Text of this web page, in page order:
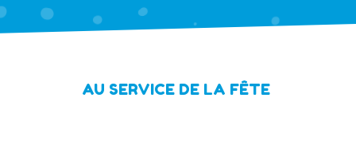
AU SERVICE DE LA FÊTE